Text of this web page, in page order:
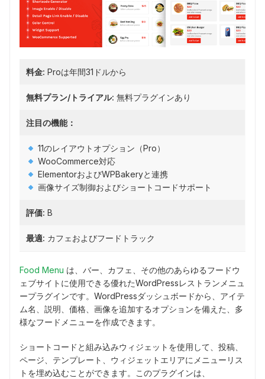
料金: Proは年間31ドルから
無料プラン/トライアル: 無料プラグインあり
注目の機能：
11のレイアウトオプション（Pro）
WooCommerce対応
ElementorおよびWPBakeryと連携
画像サイズ制御およびショートコードサポート
評価: B
最適: カフェおよびフードトラック
Food Menu は、バー、カフェ、その他のあらゆるフードウ
ェブサイトに使用できる優れたWordPressレストランメニュ
ープラグインです。WordPressダッシュボードから、アイテ
ム名、説明、価格、画像を追加するオプションを備えた、多
様なフードメニューを作成できます。
ショートコードと組み込みウィジェットを使用して、投稿、
ページ、テンプレート、ウィジェットエリアにメニューリス
トを埋め込むことができます。このプラグインは、